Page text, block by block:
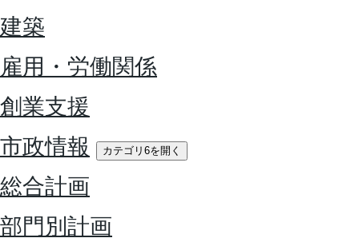
建築
雇用・労働関係
創業支援
市政情報
カテゴリ6を開く
総合計画
部門別計画